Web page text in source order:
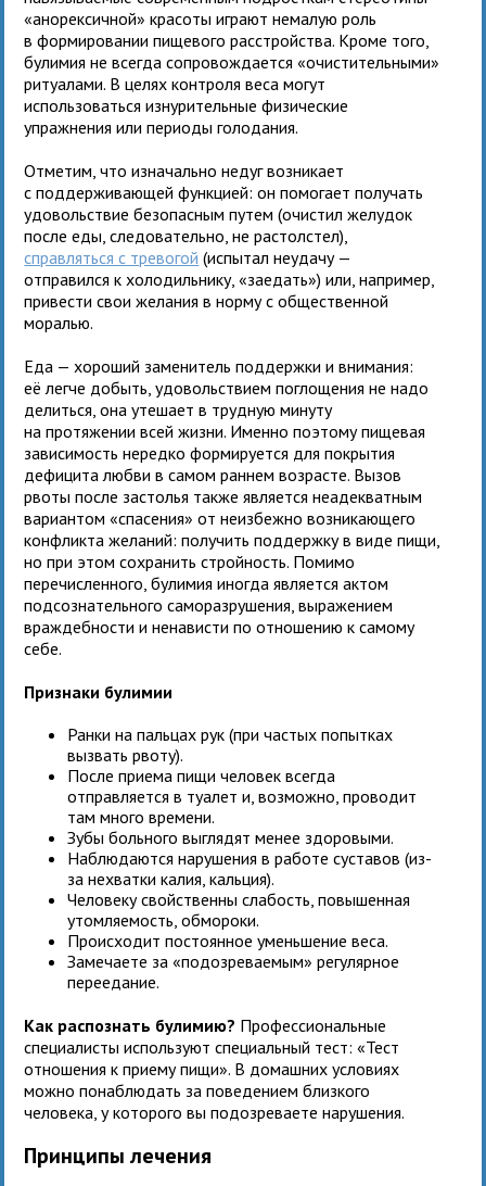
«анорексичной» красоты играют немалую роль
в формировании пищевого расстройства. Кроме того,
булимия не всегда сопровождается «очистительными»
ритуалами. В целях контроля веса могут
использоваться изнурительные физические
упражнения или периоды голодания.
Отметим, что изначально недуг возникает
с поддерживающей функцией: он помогает получать
удовольствие безопасным путем (очистил желудок
после еды, следовательно, не растолстел),
справляться с тревогой (испытал неудачу —
отправился к холодильнику, «заедать») или, например,
привести свои желания в норму с общественной
моралью.
Еда — хороший заменитель поддержки и внимания:
её легче добыть, удовольствием поглощения не надо
делиться, она утешает в трудную минуту
на протяжении всей жизни. Именно поэтому пищевая
зависимость нередко формируется для покрытия
дефицита любви в самом раннем возрасте. Вызов
рвоты после застолья также является неадекватным
вариантом «спасения» от неизбежно возникающего
конфликта желаний: получить поддержку в виде пищи,
но при этом сохранить стройность. Помимо
перечисленного, булимия иногда является актом
подсознательного саморазрушения, выражением
враждебности и ненависти по отношению к самому
себе.
Признаки булимии
Ранки на пальцах рук (при частых попытках
вызвать рвоту).
После приема пищи человек всегда
отправляется в туалет и, возможно, проводит
там много времени.
Зубы больного выглядят менее здоровыми.
Наблюдаются нарушения в работе суставов (из-
за нехватки калия, кальция).
Человеку свойственны слабость, повышенная
утомляемость, обмороки.
Происходит постоянное уменьшение веса.
Замечаете за «подозреваемым» регулярное
переедание.
Как распознать булимию? Профессиональные
специалисты используют специальный тест: «Тест
отношения к приему пищи». В домашних условиях
можно понаблюдать за поведением близкого
человека, у которого вы подозреваете нарушения.
Принципы лечения